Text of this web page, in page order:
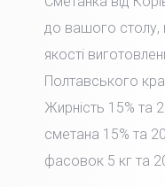
до вашого столу,
якості
Полтавського
Жирність 15% та
сметана 15% та
фасовок 5 кг та